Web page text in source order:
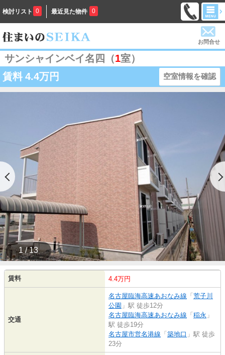
検討リスト 0 最近見た物件 0
お問合せ
サンシャインベイ名四（1室）
賃料 4.4万円 空室情報を確認
1 / 13
賃料 4.4万円
交通
名古屋臨海高速あおなみ線 「 荒子川
公園 」駅 徒歩12分
名古屋臨海高速あおなみ線 「 稲永 」
駅 徒歩19分
名古屋市営名港線 「 築地口 」駅 徒歩
23分